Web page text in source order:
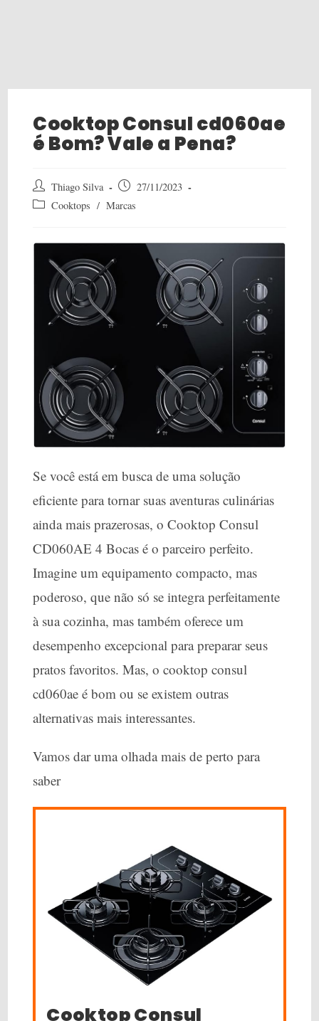
Cooktop Consul cd060ae
é Bom? Vale a Pena?
Post
author:
Thiago Silva
Post
published:
27/11/2023
Post Cooktops / Marcas
Se você está em busca de uma solução
eficiente para tornar suas aventuras culinárias
ainda mais prazerosas, o Cooktop Consul
CD060AE 4 Bocas é o parceiro perfeito.
Imagine um equipamento compacto, mas
poderoso, que não só se integra perfeitamente
à sua cozinha, mas também oferece um
desempenho excepcional para preparar seus
pratos favoritos. Mas, o cooktop consul
cd060ae é bom ou se existem outras
alternativas mais interessantes.
Vamos dar uma olhada mais de perto para
saber
Cooktop Consul